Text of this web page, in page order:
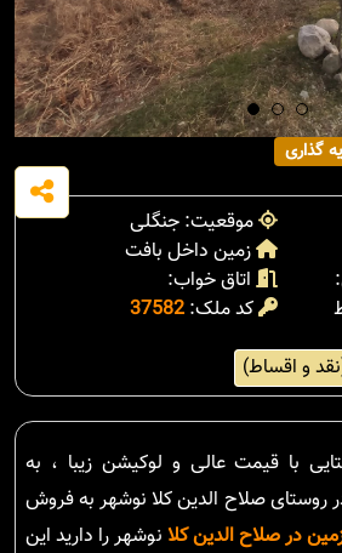
گذاری
موقعیت: جنگلی
زمین داخل بافت
اتاق خواب:
کد ملک: 37582
با قیمت عالی و لوکیشن زیبا ، به
مربع در روستای صلاح الدین کلا نوشهر به فروش
در صلاح الدین کلا نوشهر را دارید این